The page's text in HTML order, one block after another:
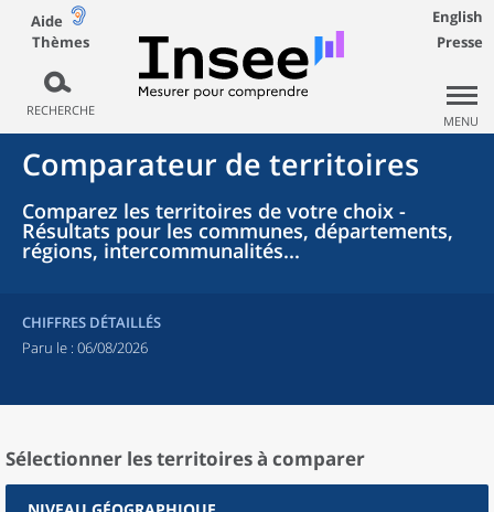
Aide
Thèmes
RECHERCHE
English
Presse
MENU
Comparateur de territoires
Comparez les territoires de votre choix -
Résultats pour les communes, départements,
régions, intercommunalités...
CHIFFRES DÉTAILLÉS
Paru le : 06/08/2026
Sélectionner les territoires à comparer